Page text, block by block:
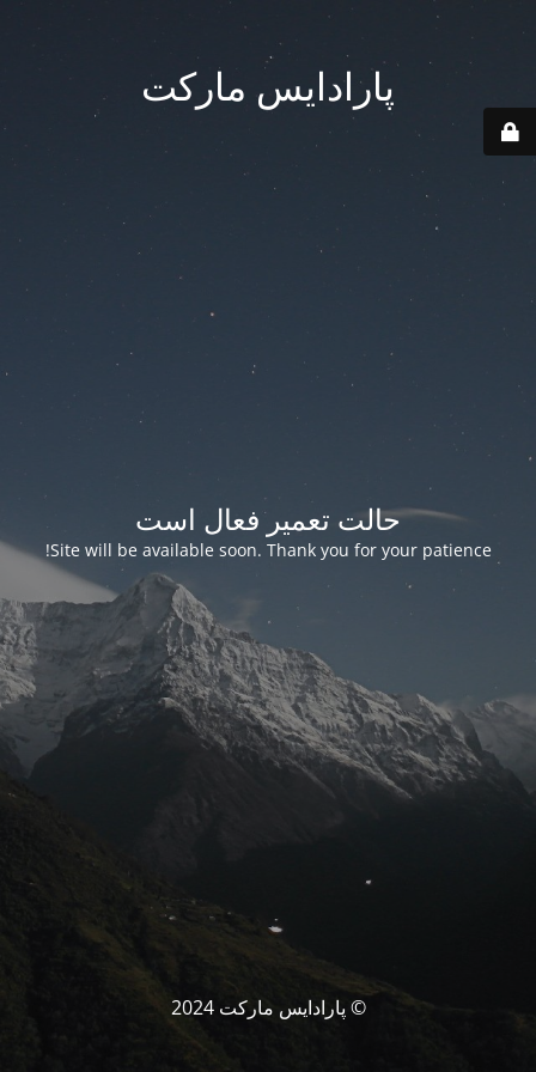
پارادایس مارکت
حالت تعمیر فعال است
Site will be available soon. Thank you for your patience!
© پارادایس مارکت 2024